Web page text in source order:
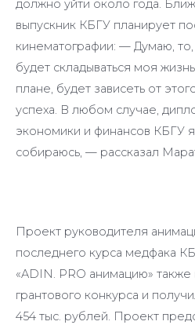
должно уйти около года.
выпускник КБГУ планирует
кинематографии: — Думаю,
будет складываться моя
плане, будет зависеть от
успеха. В любом случае,
экономики и финансов КБГУ я
собираюсь, — рассказал
Проект руководителя
последнего курса медфака
«ADIN. PRO анимацию»
грантового конкурса и
454 тыс. рублей. Проект